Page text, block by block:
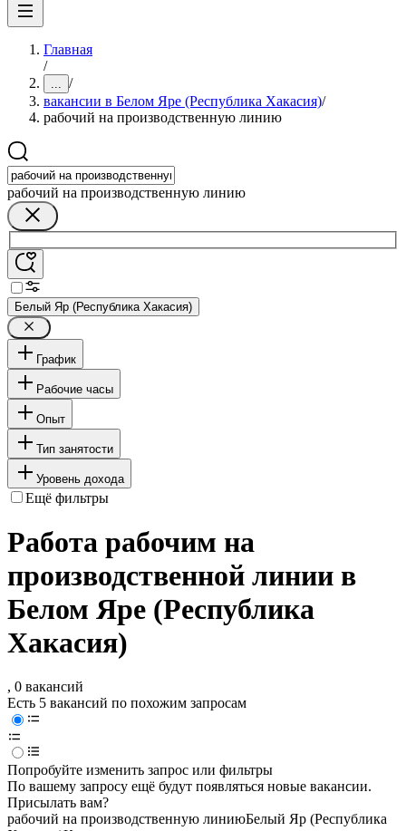
Главная
/
... /
вакансии в Белом Яре (Республика Хакасия)/
рабочий на производственную линию
рабочий на производственную линию
Белый Яр (Республика Хакасия)
График
Рабочие часы
Опыт
Тип занятости
Уровень дохода
Ещё фильтры
Работа рабочим на
производственной линии в
Белом Яре (Республика
Хакасия)
, 0 вакансий
Есть 5 вакансий по похожим запросам
Попробуйте изменить запрос или фильтры
По вашему запросу ещё будут появляться новые вакансии.
Присылать вам?
рабочий на производственную линиюБелый Яр (Республика